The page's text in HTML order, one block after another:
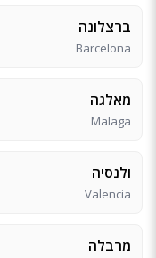
ברצלונה
Barcelona
מאלגה
Malaga
ולנסיה
Valencia
מרבלה